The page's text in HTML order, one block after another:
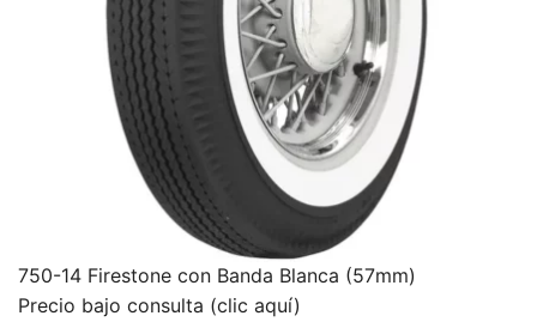
750-14 Firestone con Banda Blanca (57mm)
Precio bajo consulta (clic aquí)